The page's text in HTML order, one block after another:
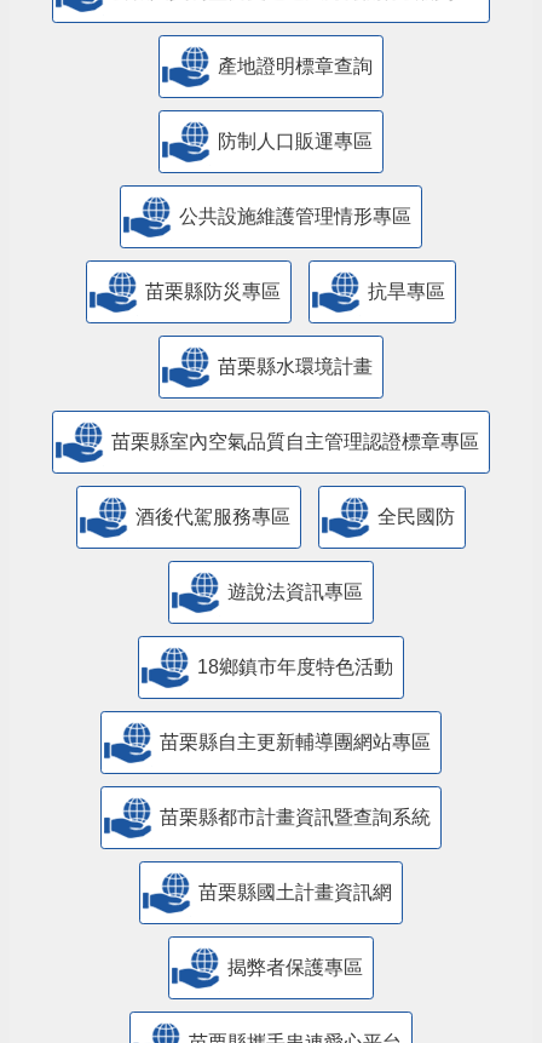
產地證明標章查詢
防制人口販運專區
​公共設施維護管理情形專區
苗栗縣防災專區 抗旱專區
苗栗縣水環境計畫
苗栗縣室內空氣品質自主管理認證標章專區
酒後代駕服務專區 全民國防
遊說法資訊專區
18鄉鎮市年度特色活動
苗栗縣自主更新輔導團網站專區
苗栗縣都市計畫資訊暨查詢系統
苗栗縣國土計畫資訊網
揭弊者保護專區
苗栗縣攜手串連愛心平台